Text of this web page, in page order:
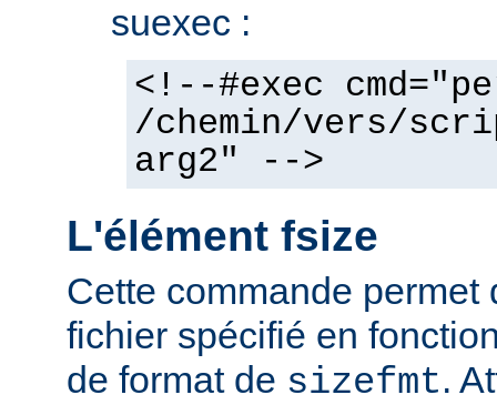
suexec :
<!--#exec
/chemin/vers/
arg2" -->
L'élément fsize
Cette commande permet
fichier spécifié en
de format de sizefmt.